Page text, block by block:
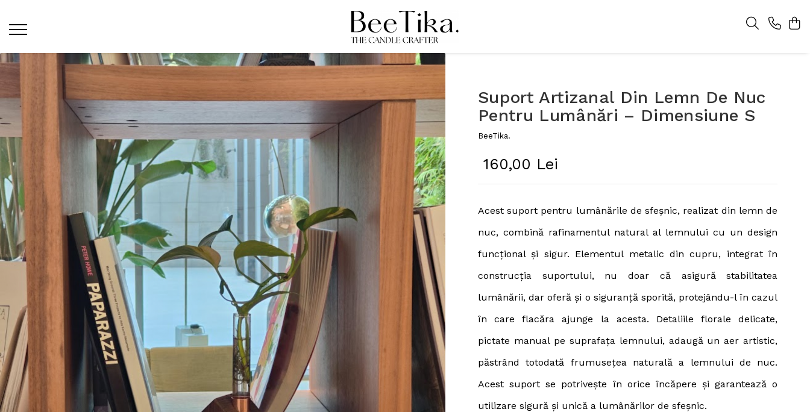
Suport Artizanal Din Lemn De Nuc
Pentru Lumânări – Dimensiune S
BeeTika.
160,00 Lei
Acest suport pentru lumânările de sfeșnic, realizat din lemn de
nuc, combină rafinamentul natural al lemnului cu un design
funcțional și sigur. Elementul metalic din cupru, integrat în
construcția suportului, nu doar că asigură stabilitatea
lumânării, dar oferă și o siguranță sporită, protejându-l în cazul
în care flacăra ajunge la acesta. Detaliile florale delicate,
pictate manual pe suprafața lemnului, adaugă un aer artistic,
păstrând totodată frumusețea naturală a lemnului de nuc.
Acest suport se potrivește în orice încăpere și garantează o
utilizare sigură și unică a lumânărilor de sfeșnic.